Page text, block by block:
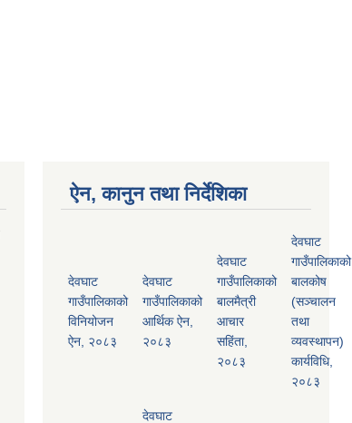
ऐन, कानुन तथा निर्देशिका
देवघाट
गाउँपालिकाको
विनियोजन
ऐन, २०८३
देवघाट
गाउँपालिकाको
आर्थिक ऐन,
२०८३
देवघाट
गाउँपालिकाको
बालमैत्री
आचार
सहिंता,
२०८३
देवघाट
गाउँपालिकाको
बालकोष
(सञ्चालन
तथा
व्यवस्थापन)
कार्यविधि,
२०८३
देवघाट